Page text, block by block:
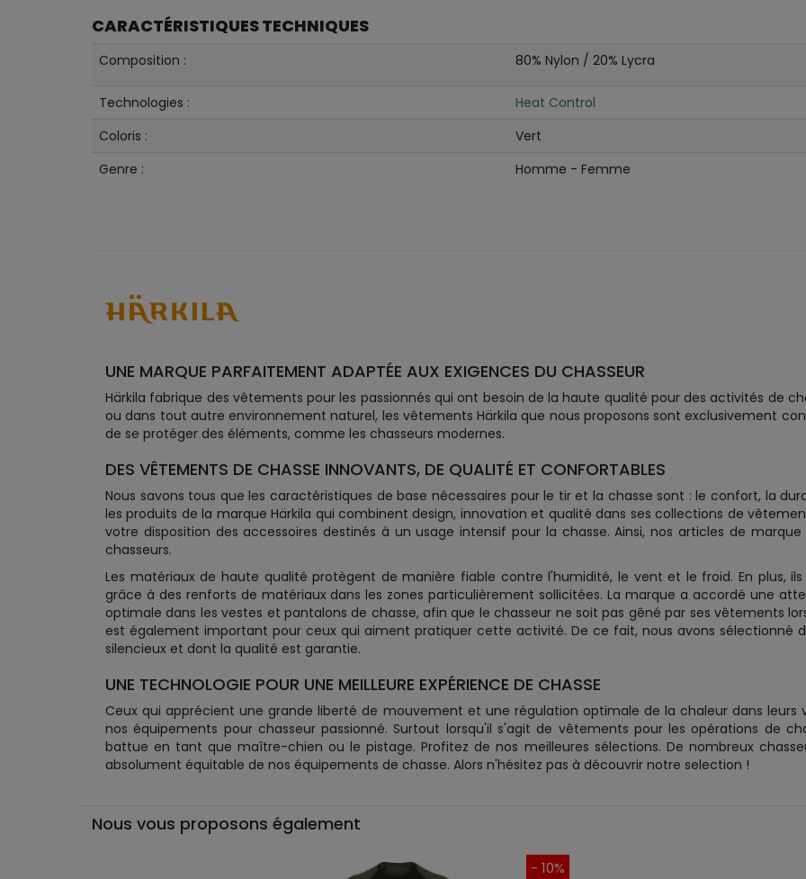
CARACTÉRISTIQUES TECHNIQUES
Composition : 80% Nylon / 20% Lycra
Technologies :
Heat Control
Coloris :
Vert
Genre :
Homme - Femme
UNE MARQUE PARFAITEMENT ADAPTÉE AUX EXIGENCES DU CHASSEUR
Härkila fabrique des vêtements pour les passionnés qui ont besoin de la haute qualité pour des activités de
ou dans tout autre environnement naturel, les vêtements Härkila que nous proposons sont exclusivement
de se protéger des éléments, comme les chasseurs modernes.
DES VÊTEMENTS DE CHASSE INNOVANTS, DE QUALITÉ ET CONFORTABLES
Nous savons tous que les caractéristiques de base nécessaires pour le tir et la chasse sont : le confort, la
les produits de la marque Härkila qui combinent design, innovation et qualité dans ses collections de
votre disposition des accessoires destinés à un usage intensif pour la chasse. Ainsi, nos articles de
chasseurs.
Les matériaux de haute qualité protègent de manière fiable contre l'humidité, le vent et le froid. En plus,
grâce à des renforts de matériaux dans les zones particulièrement sollicitées. La marque a accordé une
optimale dans les vestes et pantalons de chasse, afin que le chasseur ne soit pas gêné par ses vêtements
est également important pour ceux qui aiment pratiquer cette activité. De ce fait, nous avons sélectionné
silencieux et dont la qualité est garantie.
UNE TECHNOLOGIE POUR UNE MEILLEURE EXPÉRIENCE DE CHASSE
Ceux qui apprécient une grande liberté de mouvement et une régulation optimale de la chaleur dans
nos équipements pour chasseur passionné. Surtout lorsqu'il s'agit de vêtements pour les opérations de
battue en tant que maître-chien ou le pistage. Profitez de nos meilleures sélections. De nombreux
absolument équitable de nos équipements de chasse. Alors n'hésitez pas à découvrir notre selection !
Nous vous proposons également
- 10%